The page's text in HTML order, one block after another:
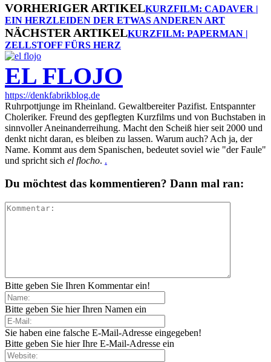
VORHERIGER ARTIKELKURZFILM: CADAVER |
EIN HERZLEIDEN DER ETWAS ANDEREN ART
NÄCHSTER ARTIKELKURZFILM: PAPERMAN |
ZELLSTOFF FÜRS HERZ
EL FLOJO
https://denkfabrikblog.de
Ruhrpottjunge im Rheinland. Gewaltbereiter Pazifist. Entspannter
Choleriker. Freund des gepflegten Kurzfilms und von Buchstaben in
sinnvoller Aneinanderreihung. Macht den Scheiß hier seit 2000 und
denkt nicht daran, es bleiben zu lassen. Warum auch? Ach ja, der
Name. Kommt aus dem Spanischen, bedeutet soviel wie "der Faule"
und spricht sich el flocho. .
Du möchtest das kommentieren? Dann mal ran:
Bitte geben Sie Ihren Kommentar ein!
Bitte geben Sie hier Ihren Namen ein
Sie haben eine falsche E-Mail-Adresse eingegeben!
Bitte geben Sie hier Ihre E-Mail-Adresse ein